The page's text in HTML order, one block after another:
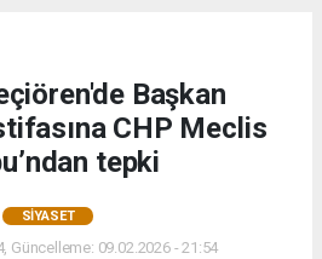
Başkan
CHP Meclis
tepki
SIYASET
Güncelleme: 09.02.2026 - 21:54